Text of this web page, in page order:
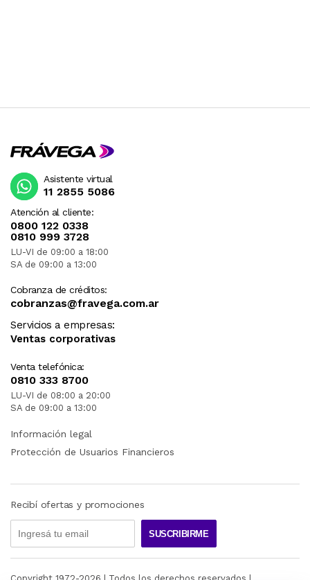
Atención al cliente:
0800 122 0338
0810 999 3728
LU-VI de 09:00 a 18:00
SA de 09:00 a 13:00
Cobranza de créditos:
cobranzas@fravega.com.ar
Servicios a empresas:
Ventas corporativas
Venta telefónica:
0810 333 8700
LU-VI de 08:00 a 20:00
SA de 09:00 a 13:00
Asistente virtual
11 2855 5086
Información legal
Protección de Usuarios Financieros
Recibí ofertas y promociones
SUSCRIBIRME